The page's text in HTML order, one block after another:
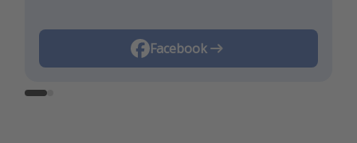
Facebook
Instagram